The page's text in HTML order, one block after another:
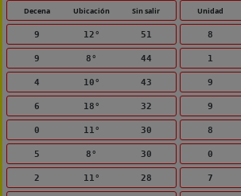
Decena Ubicación Sin salir
9 12° 51
9 8° 44
4 10° 43
6 18° 32
0 11° 30
5 8° 30
2 11° 28
Unidad
8
1
9
9
8
0
7